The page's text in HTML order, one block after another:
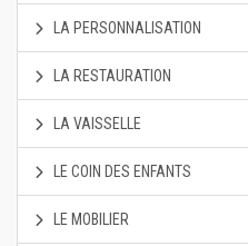
LA PERSONNALISATION
LA RESTAURATION
LA VAISSELLE
LE COIN DES ENFANTS
LE MOBILIER